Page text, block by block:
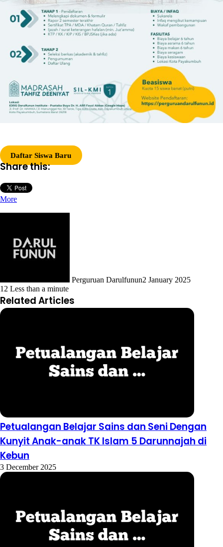
Daftar Siswa Baru
Share this:
More
Perguruan Darulfunun2 January 2025
12 Less than a minute
Related Articles
Petualangan Belajar Sains dan Seni Dengan
Kunyit Anak-anak TK Islam 5 Darunnajah di
Kebun
3 December 2025